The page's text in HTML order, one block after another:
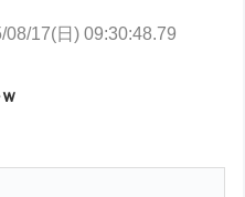
08/17(日) 09:30:48.79